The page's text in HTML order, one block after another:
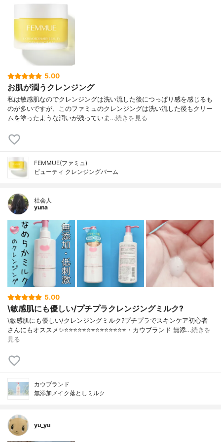
5.00
お肌が潤うクレンジング
私は敏感肌なのでクレンジングは洗い流した後につっぱり感を感じるも
のが多いですが、このファミュのクレンジングは洗い流した後もクリー
ムを塗ったような潤いが残っていま…続きを見る
FEMMUE(ファミュ)
ビューティ クレンジングバーム
社会人
yuna
5.00
\敏感肌にも優しい/プチプラクレンジングミルク?
\敏感肌にも優しい/クレンジングミルク?プチプラでスキンケア初心者
さんにもオススメ✨⭐️⭐️⭐️⭐️⭐️⭐️⭐️⭐️⭐️⭐️⭐️⭐️⭐️⭐️・カウブランド 無添…続きを
見る
カウブランド
無添加メイク落としミルク
yu_yu